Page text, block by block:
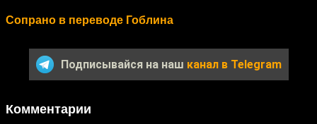
Сопрано в переводе Гоблина
Подписывайся на наш канал в Telegram
Комментарии